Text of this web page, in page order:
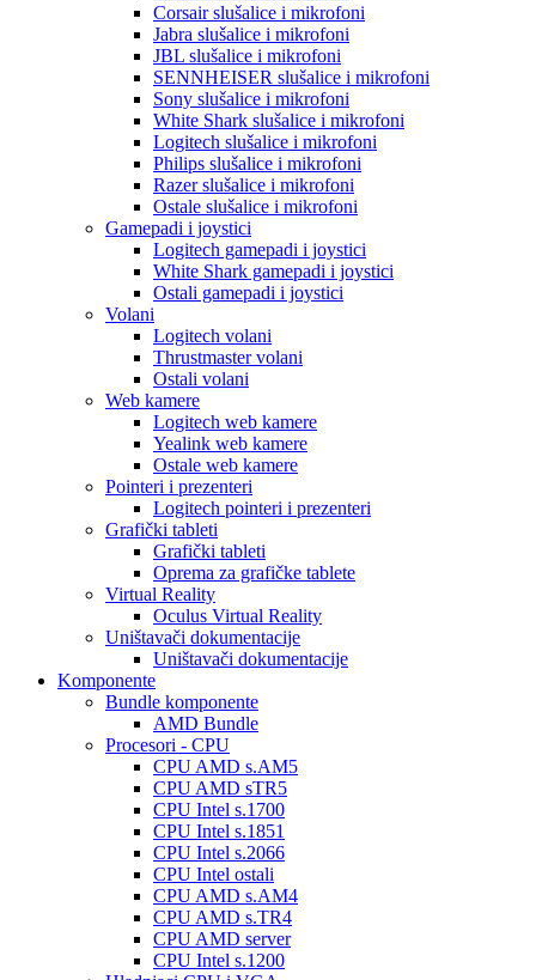
Corsair slušalice i mikrofoni
Jabra slušalice i mikrofoni
JBL slušalice i mikrofoni
SENNHEISER slušalice i mikrofoni
Sony slušalice i mikrofoni
White Shark slušalice i mikrofoni
Logitech slušalice i mikrofoni
Philips slušalice i mikrofoni
Razer slušalice i mikrofoni
Ostale slušalice i mikrofoni
Gamepadi i joystici
Logitech gamepadi i joystici
White Shark gamepadi i joystici
Ostali gamepadi i joystici
Volani
Logitech volani
Thrustmaster volani
Ostali volani
Web kamere
Logitech web kamere
Yealink web kamere
Ostale web kamere
Pointeri i prezenteri
Logitech pointeri i prezenteri
Grafički tableti
Grafički tableti
Oprema za grafičke tablete
Virtual Reality
Oculus Virtual Reality
Uništavači dokumentacije
Uništavači dokumentacije
Komponente
Bundle komponente
AMD Bundle
Procesori - CPU
CPU AMD s.AM5
CPU AMD sTR5
CPU Intel s.1700
CPU Intel s.1851
CPU Intel s.2066
CPU Intel ostali
CPU AMD s.AM4
CPU AMD s.TR4
CPU AMD server
CPU Intel s.1200